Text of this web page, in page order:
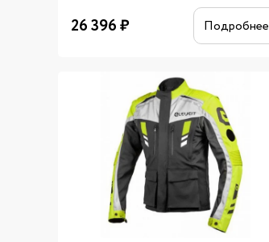
26 396₽ Подробнее